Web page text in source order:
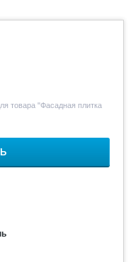
товара "Фасадная плитка